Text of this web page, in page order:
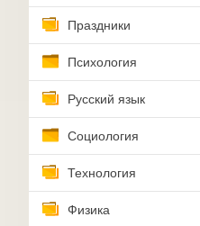
Праздники
Психология
Русский язык
Социология
Технология
Физика